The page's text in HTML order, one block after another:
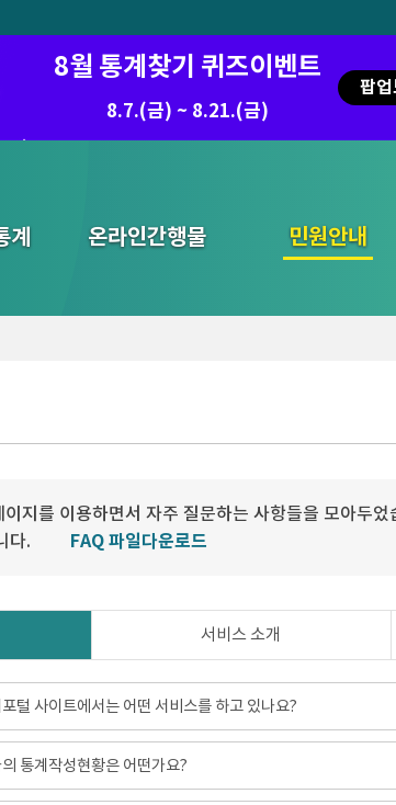
8월 통계찾기 퀴즈이벤트
8.7.(금) ~ 8.21.(금)
팝업
계 온라인간행물 민원안내
통합검색
이지를 이용하면서 자주 질문하는 사항들을 모아두
다.
FAQ 파일다운로드
서비스 소개
털 사이트에서는 어떤 서비스를 하고 있나요?
통계작성현황은 어떤가요?